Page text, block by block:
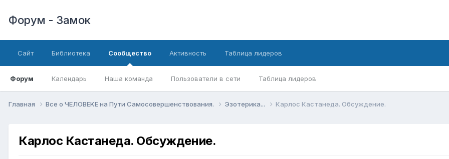
Форум - Замок
Сайт Библиотека Сообщество
Форум Календарь Наша команда Пользователи в сети Таблица лидеров
Активность Таблица лидеров
Главная Все о ЧЕЛОВЕKЕ на Пути Самосовершенствования. Эзотерика... Карлос Кастанеда. Обсуждение.
Карлос Кастанеда. Обсуждение.